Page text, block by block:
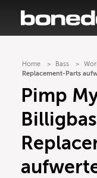
Home Bass
Replacement-Parts
Pimp